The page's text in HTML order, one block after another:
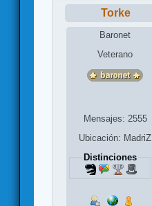
Torke
Baronet
Veterano
Mensajes: 2555
Ubicación: MadriZ
Distinciones